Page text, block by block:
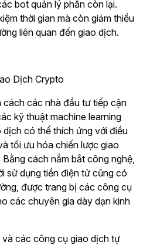
bot quản lý phần còn lại.
thời gian mà còn giảm thiểu
liên quan đến giao dịch.
Dịch Crypto
các nhà đầu tư tiếp cận
kỹ thuật machine learning
có thể thích ứng với điều
tối ưu hóa chiến lược giao
Bằng cách nắm bắt công nghệ,
sử dụng tiền điện tử cũng có
được trang bị các công cụ
các chuyên gia dày dạn kinh
các công cụ giao dịch tự